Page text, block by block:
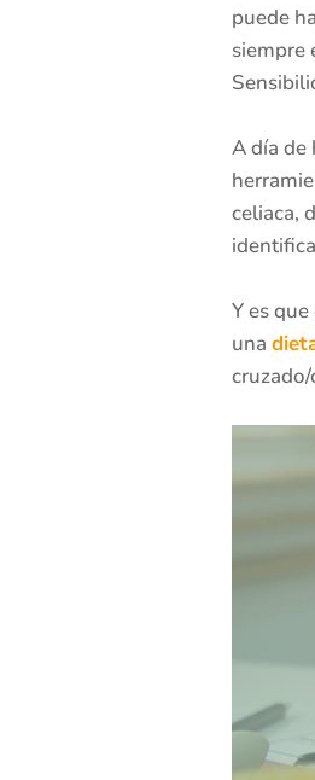
puede
siempre
A día de
celiaca,
Y es
una